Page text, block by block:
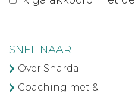
SNEL NAAR
Over Sharda
Coaching met &